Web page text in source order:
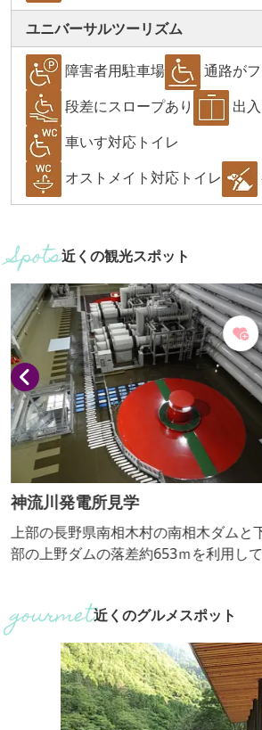
ユニバーサルツーリズム
障害者用駐車場
通路が
段差にスロープあり
出
車いす対応トイレ
オストメイト対応トイレ
近くの観光スポット
神流川発電所見学
上部の長野県南相木村の南相木ダムと
部の上野ダムの落差約653ｍを利用して
成・稼動すると、世界最大級の揚水式発
電所になるといわれています。
近くのグルメスポット